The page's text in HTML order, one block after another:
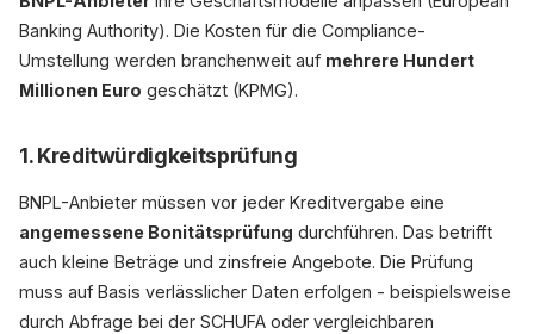
Banking Authority). Die Kosten für die Compliance-
Umstellung werden branchenweit auf mehrere Hundert
Millionen Euro geschätzt (KPMG).
1. Kreditwürdigkeitsprüfung
BNPL-Anbieter müssen vor jeder Kreditvergabe eine
angemessene Bonitätsprüfung durchführen. Das betrifft
auch kleine Beträge und zinsfreie Angebote. Die Prüfung
muss auf Basis verlässlicher Daten erfolgen - beispielsweise
durch Abfrage bei der SCHUFA oder vergleichbaren